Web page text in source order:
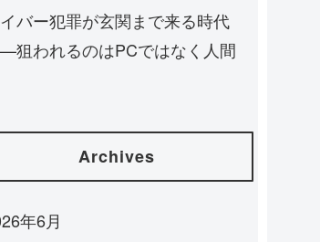
バー犯罪が玄関まで来る時代
われるのはPCではなく人間
Archives
年6月